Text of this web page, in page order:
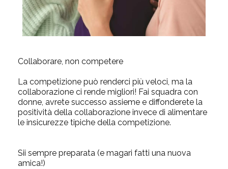
Collaborare, non competere
La competizione può renderci più veloci, ma la
collaborazione ci rende migliori! Fai squadra con
donne, avrete successo assieme e diffonderete la
positività della collaborazione invece di alimentare
le insicurezze tipiche della competizione.
Sii sempre preparata (e magari fatti una nuova
amica!)